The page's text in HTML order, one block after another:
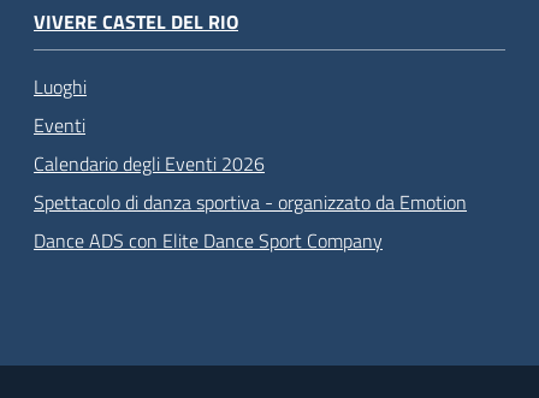
VIVERE CASTEL DEL RIO
Luoghi
Eventi
Calendario degli Eventi 2026
Spettacolo di danza sportiva - organizzato da Emotion
Dance ADS con Elite Dance Sport Company